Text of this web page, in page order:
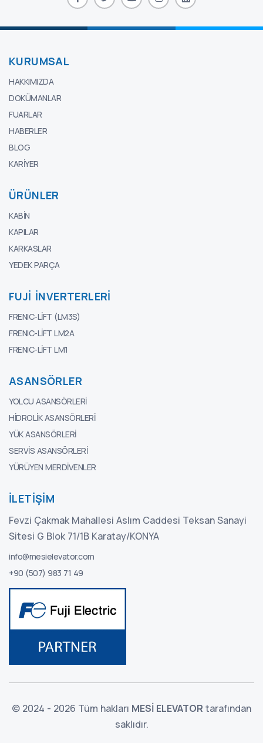
KURUMSAL
HAKKIMIZDA
DOKÜMANLAR
FUARLAR
HABERLER
BLOG
KARIYER
ÜRÜNLER
KABIN
KAPILAR
KARKASLAR
YEDEK PARÇA
FUJI İNVERTERLERI
FRENIC-LIFT (LM3S)
FRENIC-LIFT LM2A
FRENIC-LIFT LM1
ASANSÖRLER
YOLCU ASANSÖRLERI
HIDROLIK ASANSÖRLERI
YÜK ASANSÖRLERI
SERVIS ASANSÖRLERI
YÜRÜYEN MERDIVENLER
İLETIŞIM
Fevzi Çakmak Mahallesi Aslım Caddesi Teksan Sanayi
Sitesi G Blok 71/1B Karatay/KONYA
info@mesielevator.com
+90 (507) 983 71 49
© 2024 - 2026 Tüm hakları MESİ ELEVATOR tarafından
saklıdır.